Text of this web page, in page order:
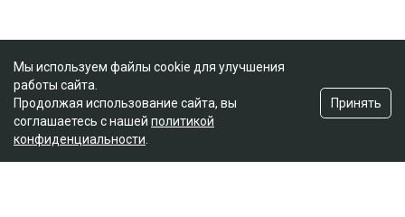
Мы используем файлы cookie для улучшения
работы сайта.
Продолжая использование сайта, вы
соглашаетесь с нашей политикой
конфиденциальности
Принять